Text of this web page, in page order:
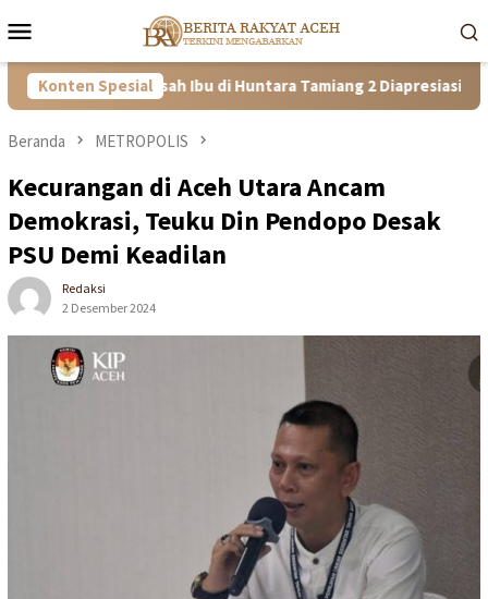
ke
Mobile
Konten Spesial
Kisah Ibu di Huntara Tamiang 2 Diapresiasi Satgas PRR
Beranda METROPOLIS
Kecurangan di Aceh Utara Ancam
Demokrasi, Teuku Din Pendopo Desak
PSU Demi Keadilan
Redaksi
2 Desember 2024